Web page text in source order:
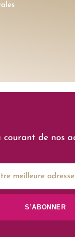
courant de nos
S’ABONNER